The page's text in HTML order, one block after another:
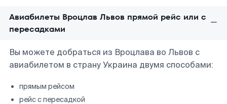
Авиабилеты Вроцлав Львов прямой рейс или с
пересадками
Вы можете добраться из Вроцлава во Львов с
авиабилетом в страну Украина двумя способами:
прямым рейсом
рейс с пересадкой